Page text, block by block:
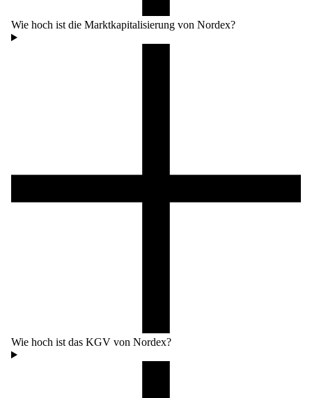
Wie hoch ist die Marktkapitalisierung von Nordex?
Wie hoch ist das KGV von Nordex?